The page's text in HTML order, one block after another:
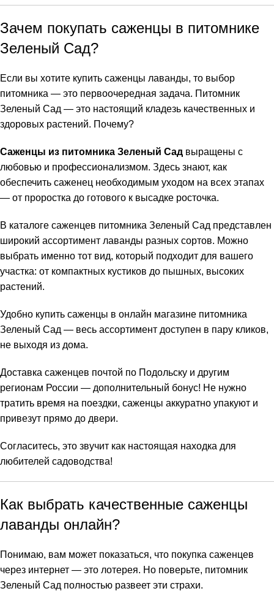
Зачем покупать саженцы в питомнике
Зеленый Сад?
Если вы хотите купить саженцы лаванды, то выбор
питомника — это первоочередная задача. Питомник
Зеленый Сад — это настоящий кладезь качественных и
здоровых растений. Почему?
Саженцы из питомника Зеленый Сад выращены с
любовью и профессионализмом. Здесь знают, как
обеспечить саженец необходимым уходом на всех этапах
— от проростка до готового к высадке росточка.
В каталоге саженцев питомника Зеленый Сад представлен
широкий ассортимент лаванды разных сортов. Можно
выбрать именно тот вид, который подходит для вашего
участка: от компактных кустиков до пышных, высоких
растений.
Удобно купить саженцы в онлайн магазине питомника
Зеленый Сад — весь ассортимент доступен в пару кликов,
не выходя из дома.
Доставка саженцев почтой по Подольску и другим
регионам России — дополнительный бонус! Не нужно
тратить время на поездки, саженцы аккуратно упакуют и
привезут прямо до двери.
Согласитесь, это звучит как настоящая находка для
любителей садоводства!
Как выбрать качественные саженцы
лаванды онлайн?
Понимаю, вам может показаться, что покупка саженцев
через интернет — это лотерея. Но поверьте, питомник
Зеленый Сад полностью развеет эти страхи.